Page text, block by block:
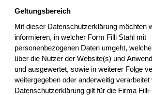
Geltungsbereich
Mit dieser Datenschutzerklärung möchten
informieren, in welcher Form Filli Stahl mit
personenbezogenen Daten umgeht,
über die Nutzer der Website(s) und
und ausgewertet, sowie in weiterer Folge
weitergegeben oder anderweitig
Datenschutzerklärung gilt für die Firma Filli-